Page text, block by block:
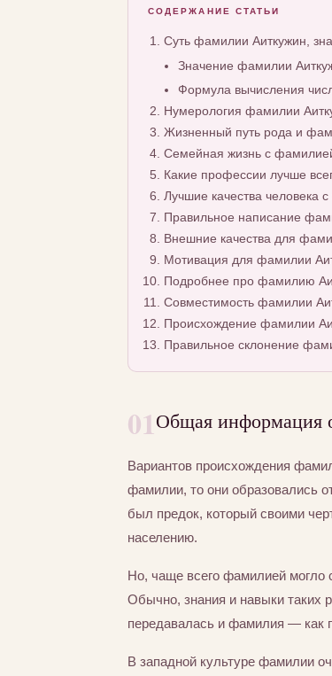
СОДЕРЖАНИЕ СТАТЬИ
Суть фамилии Аиткужин,
Значение фамилии
Формула вычисления
Нумерология фамилии
Жизненный путь рода и
Семейная жизнь с
Какие профессии лучше
Лучшие качества человека
Правильное написание
Внешние качества для
Мотивация для фамилии
Подробнее про фамилию
Совместимость фамилии
Происхождение фамилии
Правильное склонение
01Общая информация
Вариантов происхождения
фамилии, то они образовались
был предок, который своими
населению.
Но, чаще всего фамилией могло
Обычно, знания и навыки таких
передавалась и фамилия — как
В западной культуре фамилии